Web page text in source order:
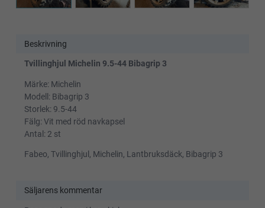
Beskrivning
Tvillinghjul Michelin 9.5-44 Bibagrip 3
Märke: Michelin
Modell: Bibagrip 3
Storlek: 9.5-44
Fälg: Vit med röd navkapsel
Antal: 2 st
Fabeo, Tvillinghjul, Michelin, Lantbruksdäck, Bibagrip 3
Säljarens kommentar